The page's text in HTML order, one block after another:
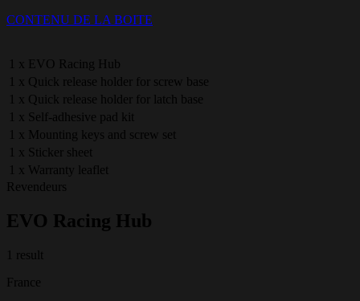
CONTENU DE LA BOITE
1 x EVO Racing Hub
1 x Quick release holder for screw base
1 x Quick release holder for latch base
1 x Self-adhesive pad kit
1 x Mounting keys and screw set
1 x Sticker sheet
1 x Warranty leaflet
Revendeurs
EVO Racing Hub
1 result
France